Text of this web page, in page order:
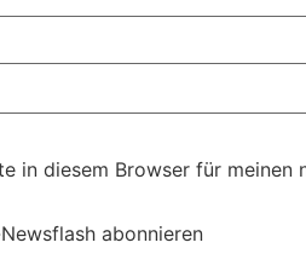
in diesem Browser für meinen
abonnieren